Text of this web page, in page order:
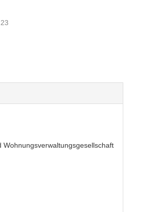
Wohnungsverwaltungsgesellschaft